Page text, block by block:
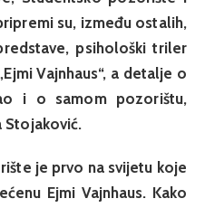
su, između ostalih,
psihološki triler
Vajnhaus“, a detalje o
i o samom pozorištu,
Stojaković.
je prvo na svijetu koje
Ejmi Vajnhaus. Kako